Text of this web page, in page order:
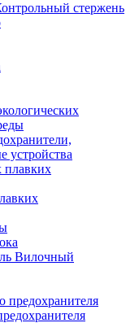
стержень
устройства
Вилочный